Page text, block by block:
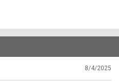
8/4/2025